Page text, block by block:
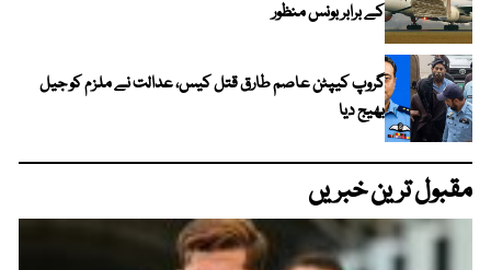
کے برابر بونس منظور
گروپ کیپٹن عاصم طارق قتل کیس، عدالت نے ملزم کو جیل
بھیج دیا
مقبول ترین خبریں